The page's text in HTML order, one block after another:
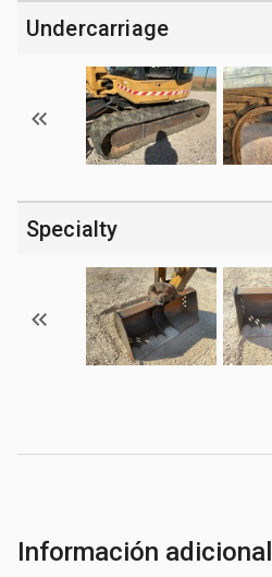
Undercarriage
Specialty
Información adicional